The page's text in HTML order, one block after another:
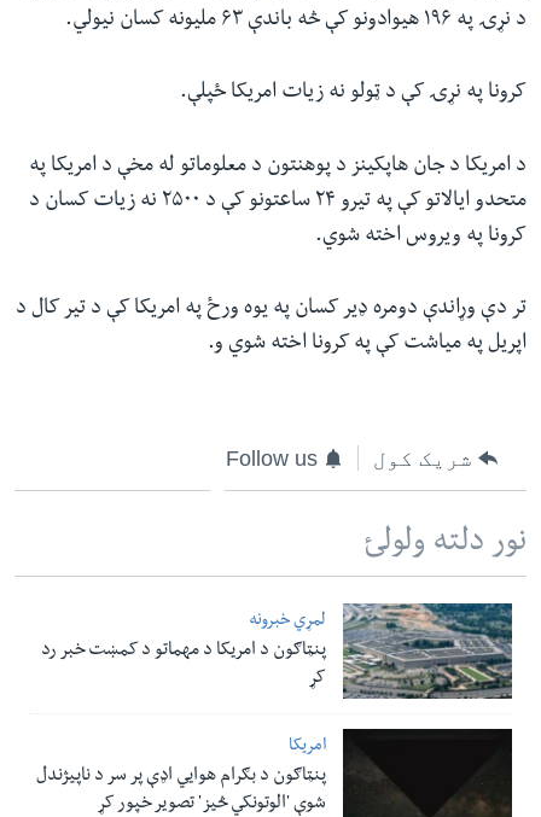
د نړۍ په ۱۹۶ هیوادونو کې څه باندې ۶۳ ملیونه کسان نیولي.
کرونا په نړۍ کې د ټولو نه زیات امریکا ځپلې.
د امریکا د جان هاپکینز د پوهنتون د معلوماتو له مخې د امریکا په
متحدو ایالاتو کې په تیرو ۲۴ ساعتونو کې د ۲۵۰۰ نه زیات کسان د
کرونا په ویروس اخته شوي.
تر دې وړاندې دومره ډیر کسان په یوه ورځ په امریکا کې د تیر کال د
اپریل په میاشت کې په کرونا اخته شوي و.
شریک کول Follow us
نور دلته ولولئ
لمړي خبرونه
پنټاګون د امریکا د مهماتو د کمښت خبر رد
کړ
امریکا
پنټاګون د بګرام هوایي اډې پر سر د ناپيژندل
شوې 'الوتونکي څيز' تصویر خپور کړ